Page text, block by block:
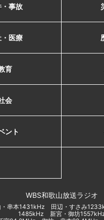
事故
医療
育
会
ント
WBS和歌山放送ラジオ
串本1431kHz 田辺・すさみ
1485kHz 新宮・御坊